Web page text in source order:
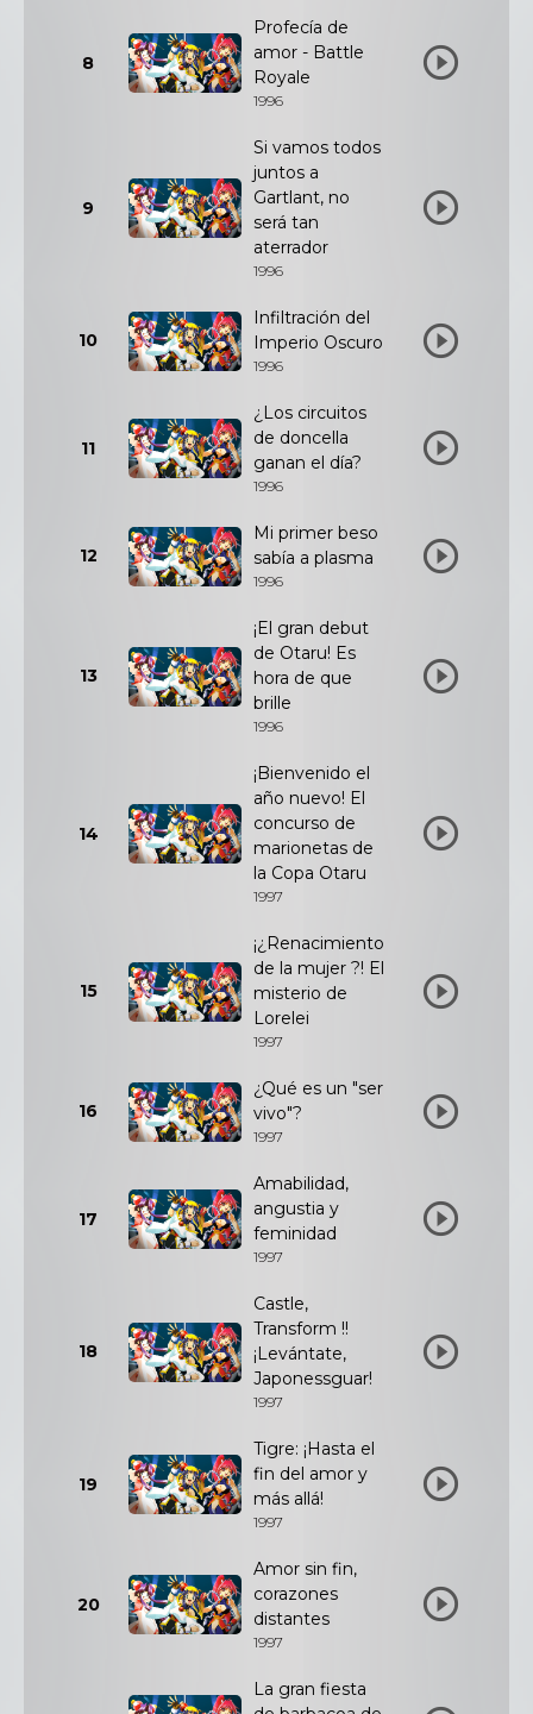
8
Profecía de
amor - Battle
Royale
1996
9
Si vamos todos
juntos a
Gartlant, no
será tan
aterrador
1996
10
Infiltración del
Imperio Oscuro
1996
11
¿Los circuitos
de doncella
ganan el día?
1996
12
Mi primer beso
sabía a plasma
1996
13
¡El gran debut
de Otaru! Es
hora de que
brille
1996
14
¡Bienvenido el
año nuevo! El
concurso de
marionetas de
la Copa Otaru
1997
15
¡¿Renacimiento
de la mujer ?! El
misterio de
Lorelei
1997
16
¿Qué es un "ser
vivo"?
1997
17
Amabilidad,
angustia y
feminidad
1997
18
Castle,
Transform !!
¡Levántate,
Japonessguar!
1997
19
Tigre: ¡Hasta el
fin del amor y
más allá!
1997
20
Amor sin fin,
corazones
distantes
1997
La gran fiesta